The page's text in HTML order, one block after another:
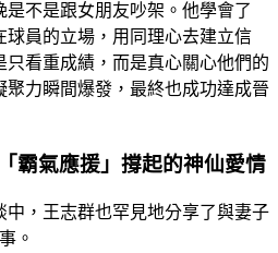
不是跟女朋友吵架。他學會了
球員的立場，用同理心去建立信
看重成績，而是真心關心他們的
聚力瞬間爆發，最終也成功達成晉
霸氣應援」撐起的神仙愛情
，王志群也罕見地分享了與妻子
。